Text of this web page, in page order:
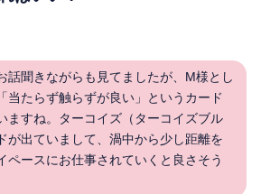
話聞きながらも見てましたが、M様とし
当たらず触らずが良い」というカード
ますね。ターコイズ（ターコイズブル
が出ていまして、渦中から少し距離を
ペースにお仕事されていくと良さそう